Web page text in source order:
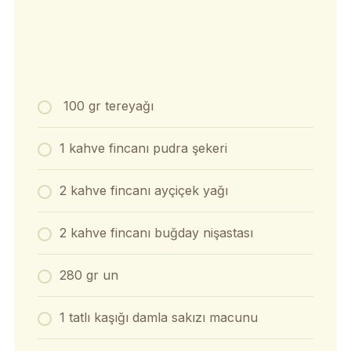
100 gr tereyağı
1 kahve fincanı pudra şekeri
2 kahve fincanı ayçiçek yağı
2 kahve fincanı buğday nişastası
280 gr un
1 tatlı kaşığı damla sakızı macunu